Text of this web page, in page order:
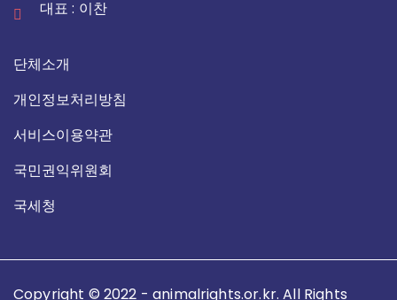
대표 : 이찬
단체소개
개인정보처리방침
서비스이용약관
국민권익위원회
국세청
Copyright © 2022 - animalrights.or.kr. All Rights